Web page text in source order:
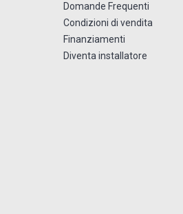
Domande Frequenti
Condizioni di vendita
Finanziamenti
Diventa installatore